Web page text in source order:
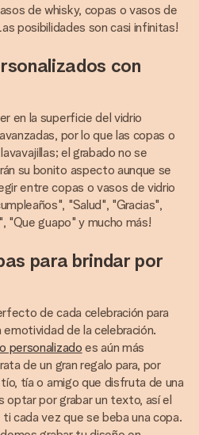
de whisky, copas o vasos de
posibilidades son casi infinitas!
con
en la superficie del vidrio
por lo que las copas o
el grabado no se
su bonito aspecto aunque se
entre copas o vasos de vidrio
"Salud", "Gracias",
"Que guapo" y mucho más!
para brindar por
de cada celebración para
emotividad de la celebración.
personalizado es aún más
de un gran regalo para, por
tía o amigo que disfruta de una
optar por grabar un texto, así el
cada vez que se beba una copa.